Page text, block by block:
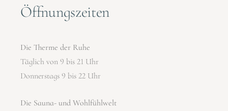
Öffnungszeiten
Die Therme der Ruhe
Täglich von 9 bis 21 Uhr
Donnerstags 9 bis 22 Uhr
Die Sauna- und Wohlfühlwelt